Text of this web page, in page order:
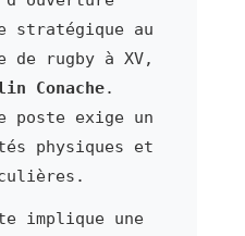
stratégique au
de rugby à XV,
Conache.
poste exige un
physiques et
implique une